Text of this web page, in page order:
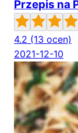
Przepis na
4.2 (13 ocen)
2021-12-10